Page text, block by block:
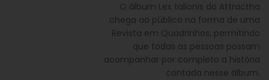
O álbum Lex talionis do Attractha
chega ao público na forma de uma
Revista em Quadrinhos, permitindo
que todas as pessoas possam
acompanhar por completo a história
contada nesse álbum.